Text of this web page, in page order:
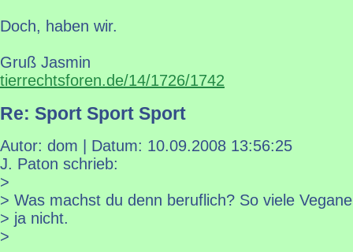
Doch, haben wir.
Gruß Jasmin
tierrechtsforen.de/14/1726/1742
Re: Sport Sport Sport
Autor: dom | Datum: 10.09.2008 13:56:25
J. Paton schrieb:
>
> Was machst du denn beruflich? So viele
> ja nicht.
>